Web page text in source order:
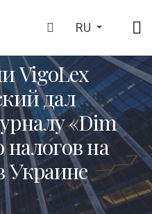
RU
VigoLex
дал
«Dim
налогов на
Украине